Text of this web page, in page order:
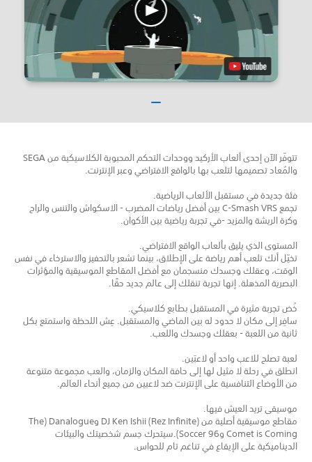
تتوفّر الآن إحدى ألعاب الأركيد ووحدات التحكم المحبوبة الكلاسيكية من SEGA
والمُعاد تصميمها لتلعب بها بالواقع الافتراضي وعبر الإنترنت.
فئة جديدة في مستقبل الألعاب الرياضية.
تجمع C-Smash VRS بين أفضل رياضات المضرب - الاسكواش والتنس والراح
وكرة الريشة والمزيد -في تجربة رياضية بين الأكوان.
المستوى الذي يليق بألعاب الواقع الافتراضي.
تخيّل أنك تلعب أهم رياضة على الإطلاق، بينما تشعر بالتحفيز والاسترخاء في نفس
الوقت، وعقلك وجسدك منسجمان مع أفضل المقاطع الموسيقية والمؤثرات
البصرية المذهلة. إنها تجربة تنقلك إلى عالم جديد حقًا.
خُض تجربة مثيرة في المستقبل بطابع كلاسيكي.
سافِر إلى مكان لا حدود له بين الماضي والمستقبل. عِش اللحظة واستمتع بكل
ثانية من اللعبة - بعقلك وجسدك واللعب.
لعبة تصلح للاعب واحد أو لاعبَين.
انطلق في رحلة لا مثيل لها إلى حافة المكان والزمان، والعب مجموعة متنوعة
من الأوضاع التنافسية على الإنترنت ضد لاعبين من جميع أنحاء العالم.
موسيقى تريد العيش فيها.
مقاطع موسيقية أصلية من DJ Ken Ishii (Rez Infinite) وDanalogue (The
Comet is Coming وSoccer 96).سيتحرك جسم شخصيتك والبيئات
الديناميكية على الإيقاع في تناغم تام للحواس.